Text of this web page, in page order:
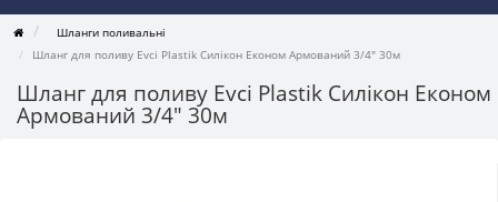
Шланги поливальні
Шланг для поливу Evci Plastik Силікон Економ Армований 3/4" 30м
Шланг для поливу Evci Plastik Силікон Економ
Армований 3/4" 30м